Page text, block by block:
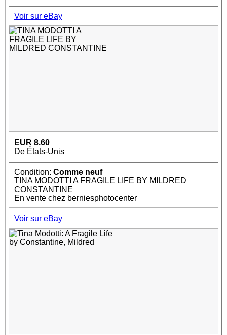
Voir sur eBay
EUR 8.60
De États-Unis
Condition: Comme neuf
TINA MODOTTI A FRAGILE LIFE BY MILDRED
CONSTANTINE
En vente chez berniesphotocenter
Voir sur eBay